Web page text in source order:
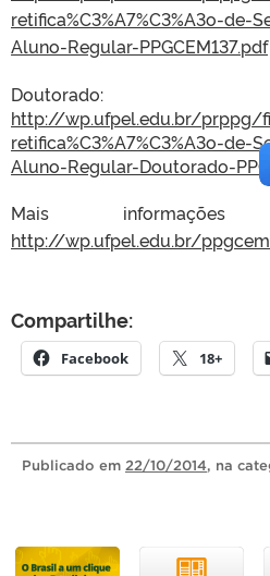
retifica%C3%A7%C3%A3o-de-
Aluno-Regular-PPGCEM137.pdf
Doutorado:
http://wp.ufpel.edu.br/prppg/
retifica%C3%A7%C3%A3o-de-
Aluno-Regular-Doutorado-
Mais
http://wp.ufpel.edu.br/
Compartilhe:
Facebook 18+
Publicado em 22/10/2014, na